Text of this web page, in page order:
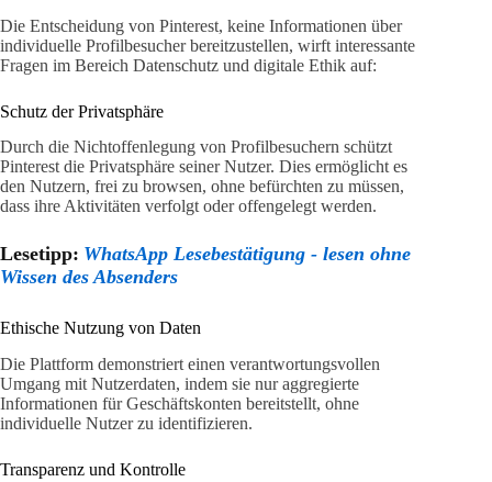
Die Entscheidung von Pinterest, keine Informationen über
individuelle Profilbesucher bereitzustellen, wirft interessante
Fragen im Bereich Datenschutz und digitale Ethik auf:
Schutz der Privatsphäre
Durch die Nichtoffenlegung von Profilbesuchern schützt
Pinterest die Privatsphäre seiner Nutzer. Dies ermöglicht es
den Nutzern, frei zu browsen, ohne befürchten zu müssen,
dass ihre Aktivitäten verfolgt oder offengelegt werden.
Lesetipp: WhatsApp Lesebestätigung - lesen ohne
Wissen des Absenders
Ethische Nutzung von Daten
Die Plattform demonstriert einen verantwortungsvollen
Umgang mit Nutzerdaten, indem sie nur aggregierte
Informationen für Geschäftskonten bereitstellt, ohne
individuelle Nutzer zu identifizieren.
Transparenz und Kontrolle